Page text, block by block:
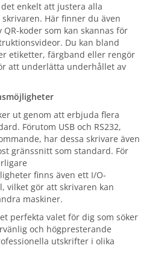
enkelt att justera alla
Här finner du även
koder som kan skannas för
Du kan bland
etiketter, färgband eller rengör
att underlätta underhållet av
ut genom att erbjuda flera
Förutom USB och RS232,
har dessa skrivare även
gränssnitt som standard. För
finns även ett I/O-
vilket gör att skrivaren kan
maskiner.
perfekta valet för dig som söker
och högpresterande
utskrifter i olika